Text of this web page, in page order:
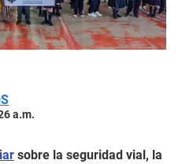
a.m.
sobre la seguridad vial, la